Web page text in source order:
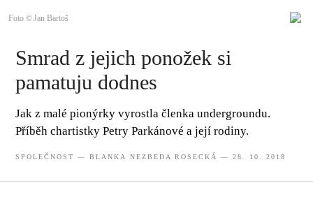
Foto © Jan Bartoš
Smrad z jejich ponožek si
pamatuju dodnes
Jak z malé pionýrky vyrostla členka undergroundu.
Příběh chartistky Petry Parkánové a její rodiny.
SPOLEČNOST —BLANKA NEZBEDA ROSECKÁ — 28. 10. 2018